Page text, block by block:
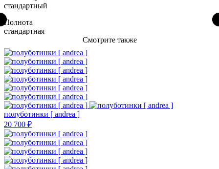
стандартный
Полнота
стандартная
Смотрите также
полуботинки [ andrea ]
20 700 ₽